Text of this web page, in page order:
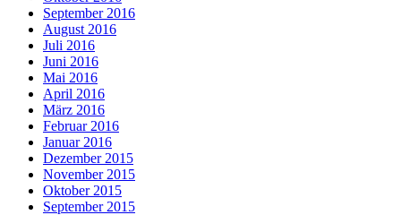
September 2016
August 2016
Juli 2016
Juni 2016
Mai 2016
April 2016
März 2016
Februar 2016
Januar 2016
Dezember 2015
November 2015
Oktober 2015
September 2015